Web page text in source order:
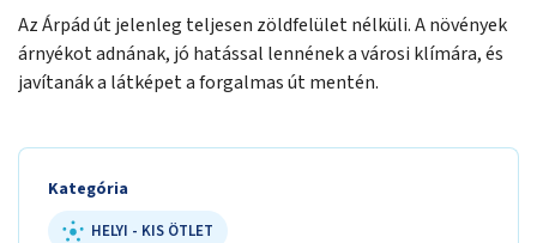
Az Árpád út jelenleg teljesen zöldfelület nélküli. A növények
árnyékot adnának, jó hatással lennének a városi klímára, és
javítanák a látképet a forgalmas út mentén.
Kategória
HELYI - KIS ÖTLET